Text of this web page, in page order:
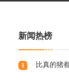
新闻热榜
1